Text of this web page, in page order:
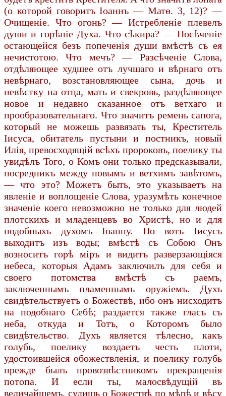
(о которой говоритъ Іоаннъ — Матѳ. 3, 12)? —
Очищеніе. Что огонь? — Истребленіе плевелъ
души и горѣніе Духа. Что сѣкира? — Посѣченіе
остающейся безъ попеченія души вмѣстѣ съ ея
нечистотою. Что мечъ? — Разсѣченіе Слова,
отдѣляющее худшее отъ лучшаго и вѣрнаго отъ
невѣрнаго, возстановляющее сына, дочь и
невѣстку на отца, мать и свекровь, раздѣляющее
новое и недавно сказанное отъ ветхаго и
прообразовательнаго. Что значитъ ремень сапога,
который не можешь развязать ты, Креститель
Іисуса, обитатель пустыни и постникъ, новый
Илія, превосходящій всѣхъ пророковъ, поелику ты
увидѣлъ Того, о Комъ они только предсказывали,
посредникъ между новымъ и ветхимъ завѣтомъ,
— что это? Можетъ быть, это указываетъ на
явленіе и воплощеніе Слова, уразумѣть конечное
значеніе коего невозможно не только для людей
плотскихъ и младенцевъ во Христѣ, но и для
подобныхъ духомъ Іоанну. Но вотъ Іисусъ
выходитъ изъ воды; вмѣстѣ съ Собою Онъ
возноситъ горѣ міръ и видитъ разверзающіяся
небеса, которыя Адамъ заключилъ для себя и
своего потомства вмѣстѣ съ раемъ,
заключеннымъ пламеннымъ оружіемъ. Духъ
свидѣтельствуетъ о Божествѣ, ибо онъ нисходитъ
на подобнаго Себѣ; раздается также гласъ съ
неба, откуда и Тотъ, о Которомъ было
свидѣтельство. Духъ является тѣлесно, какъ
голубь, поелику воздаетъ честь плоти,
удостоившейся обожествленія, и поелику голубь
прежде былъ провозвѣстникомъ прекращенія
потопа. И если ты, малосвѣдущій въ
величайшемъ, судишь о Божествѣ по мѣрѣ и вѣсу